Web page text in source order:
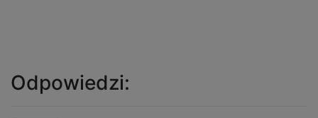
Odpowiedzi: